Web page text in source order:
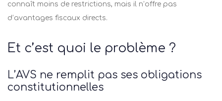
connaît moins de restrictions, mais il n’offre pas
d’avantages fiscaux directs.
Et c’est quoi le problème ?
L’AVS ne remplit pas ses obligations
constitutionnelles